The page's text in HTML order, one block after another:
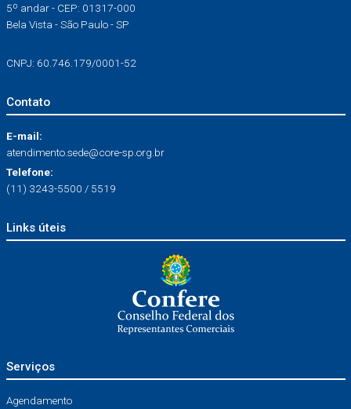
5º andar - CEP: 01317-000
Bela Vista - São Paulo - SP
CNPJ: 60.746.179/0001-52
Contato
E-mail:
atendimento.sede@core-sp.org.br
Telefone:
(11) 3243-5500 / 5519
Links úteis
Serviços
Agendamento